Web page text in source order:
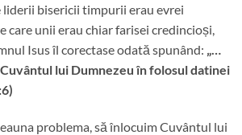
liderii bisericii timpurii erau evrei
unii erau chiar farisei credincioși,
Isus îl corectase odată spunând: „…
lui Dumnezeu în folosul datinei
problema, să înlocuim Cuvântul lui